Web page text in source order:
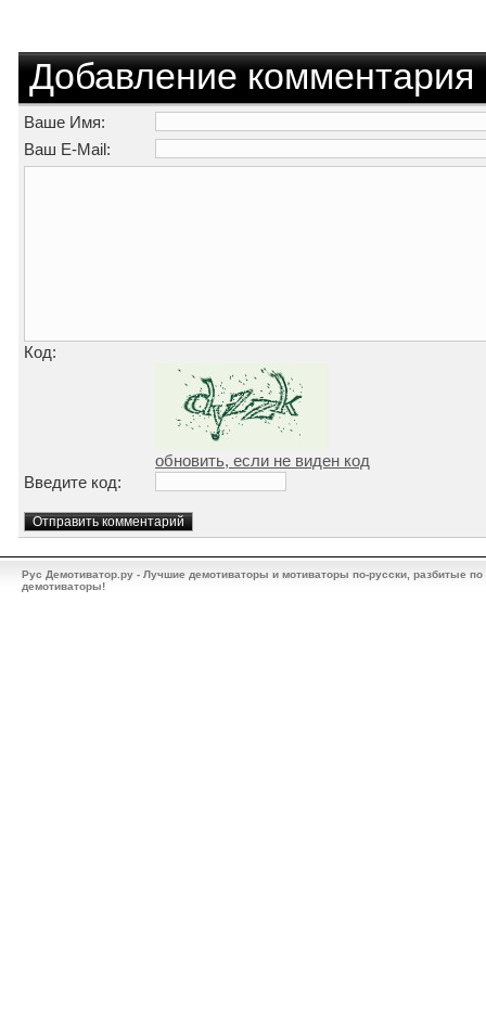
Добавление комментария
Ваше Имя:
Ваш E-Mail:
Код:
обновить, если не виден код
Введите код:
Рус Демотиватор.ру - Лучшие демотиваторы и мотиваторы по-русски, разбитые
демотиваторы!